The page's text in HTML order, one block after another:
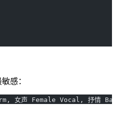
感：
女声 Female Vocal, 抒情